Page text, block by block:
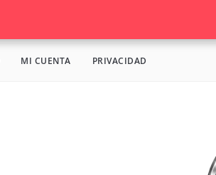
MI CUENTA PRIVACIDAD